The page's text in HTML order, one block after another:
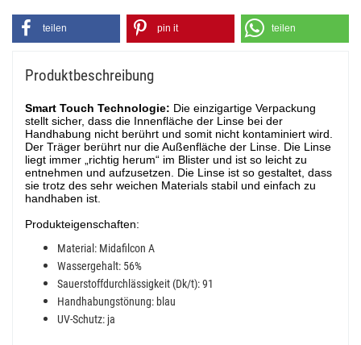
teilen pin it teilen
Produktbeschreibung
Smart Touch Technologie: Die einzigartige Verpackung
stellt sicher, dass die Innenfläche der Linse bei der
Handhabung nicht berührt und somit nicht kontaminiert wird.
Der Träger berührt nur die Außenfläche der Linse. Die Linse
liegt immer „richtig herum“ im Blister und ist so leicht zu
entnehmen und aufzusetzen. Die Linse ist so gestaltet, dass
sie trotz des sehr weichen Materials stabil und einfach zu
handhaben ist.
Produkteigenschaften:
Material: Midafilcon A
Wassergehalt: 56%
Sauerstoffdurchlässigkeit (Dk/t): 91
Handhabungstönung: blau
UV-Schutz: ja